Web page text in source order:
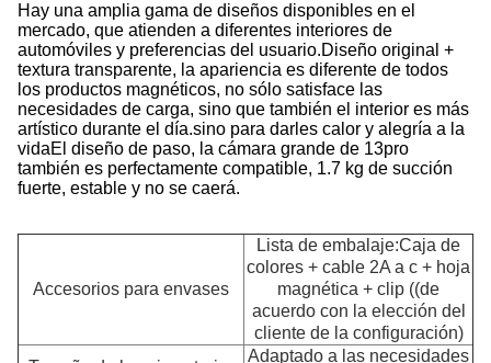
Hay una amplia gama de diseños disponibles en el
mercado, que atienden a diferentes interiores de
automóviles y preferencias del usuario.Diseño original +
textura transparente, la apariencia es diferente de todos
los productos magnéticos, no sólo satisface las
necesidades de carga, sino que también el interior es más
artístico durante el día.sino para darles calor y alegría a la
vidaEl diseño de paso, la cámara grande de 13pro
también es perfectamente compatible, 1.7 kg de succión
fuerte, estable y no se caerá.
Accesorios para envases
Lista de embalaje:Caja de
colores + cable 2A a c + hoja
magnética + clip ((de
acuerdo con la elección del
cliente de la configuración)
Adaptado a las necesidades